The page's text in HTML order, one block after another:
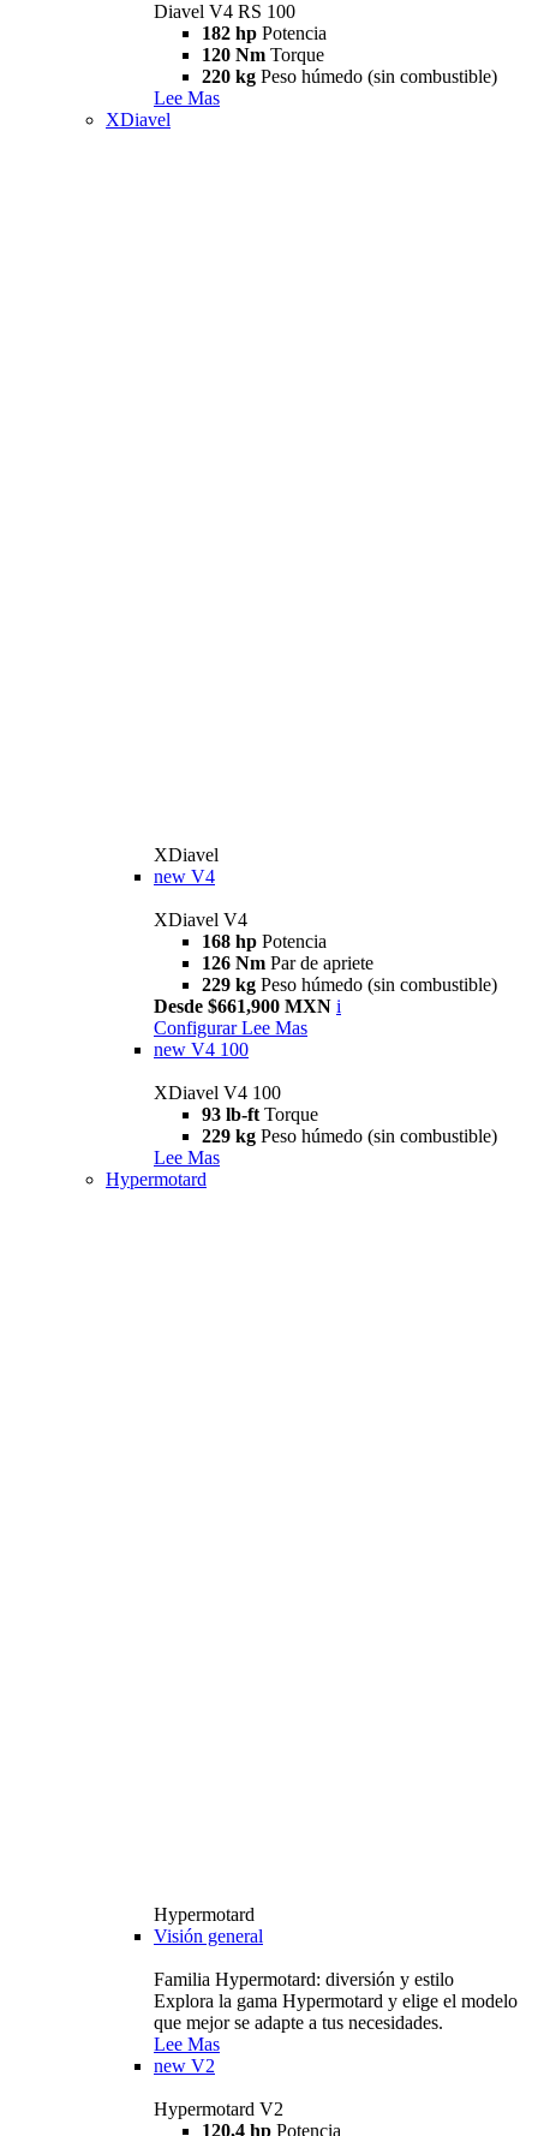
Diavel V4 RS 100
182 hp Potencia
120 Nm Torque
220 kg Peso húmedo (sin combustible)
Lee Mas
XDiavel
XDiavel
new V4
XDiavel V4
168 hp Potencia
126 Nm Par de apriete
229 kg Peso húmedo (sin combustible)
Desde $661,900 MXN i
Configurar Lee Mas
new V4 100
XDiavel V4 100
93 lb-ft Torque
229 kg Peso húmedo (sin combustible)
Lee Mas
Hypermotard
Hypermotard
Visión general
Familia Hypermotard: diversión y estilo
Explora la gama Hypermotard y elige el modelo
que mejor se adapte a tus necesidades.
Lee Mas
new V2
Hypermotard V2
120,4 hp Potencia